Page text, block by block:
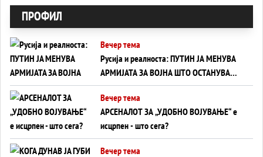
ПРОФИЛ
Вечер тема
Русија и реалноста: ПУТИН ЈА МЕНУВА
АРМИЈАТА ЗА ВОЈНА ШТО ОСТАНУВА
БЕЗ ФРОНТ
Вечер тема
АРСЕНАЛОТ ЗА „УДОБНО ВОЈУВАЊЕ“ е
исцрпен - што сега?
Вечер тема